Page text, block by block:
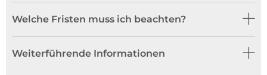
Welche Fristen muss ich beachten?
Weiterführende Informationen